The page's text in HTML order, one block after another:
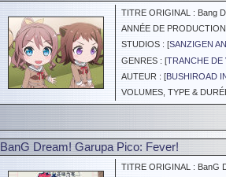
TITRE ORIGINAL : Bang
ANNÉE DE
STUDIOS : [SANZIGEN
GENRES : [TRANCHE DE
AUTEUR : [BUSHIROAD
VOLUMES, TYPE &
BanG Dream! Garupa Pico: Fever!
TITRE ORIGINAL : BanG